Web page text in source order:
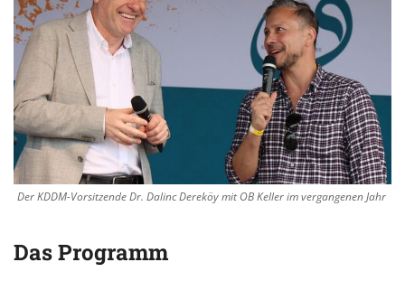
Der KDDM-Vorsitzende Dr. Dalinc Dereköy mit OB Keller im vergangenen Jahr
Das Programm